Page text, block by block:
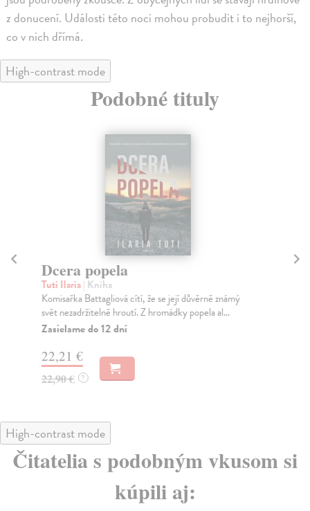
z donucení. Události této noci mohou probudit i to nejhorší,
co v nich dřímá.
High-contrast mode
Podobné tituly
Dcera popela
Tuti Ilaria| Kniha
Komisařka Battagliová cítí, že se její důvěrně známý
svět nezadržitelně hroutí. Z hromádky popela al...
Zasielame do 12 dní
22,21 €
22,90 € ?
High-contrast mode
Čitatelia s podobným vkusom si
kúpili aj: